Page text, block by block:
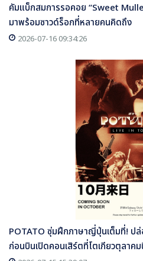
คัมแบ็กสมการรอคอย “Sweet
มาพร้อมซาวด์ร็อกที่หลายคนคิดถึง
2026-07-16 09:34:26
POTATO ซุ่มฝึกภาษาญี่ปุ่นเต็มที่! ป
ก่อนบินเปิดคอนเสิร์ตที่โตเกียวตุลาค